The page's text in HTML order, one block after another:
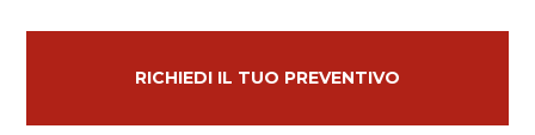
RICHIEDI IL TUO PREVENTIVO